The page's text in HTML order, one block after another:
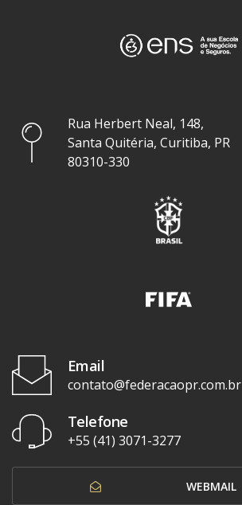
Rua Herbert Neal, 148,
Santa Quitéria, Curitiba, PR
80310-330
Email
contato@federacaopr.com.br
Telefone
+55 (41) 3071-3277
WEBMAIL